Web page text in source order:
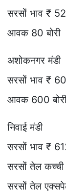
सरसों भाव ₹
आवक 80 बोरी
अशोकनगर मंडी
सरसों भाव ₹
आवक 600
निवाई मंडी
सरसों भाव ₹
सरसों तेल
सरसों तेल